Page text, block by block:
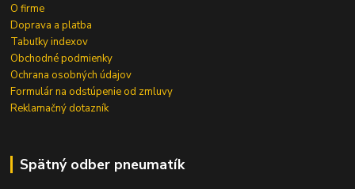
O firme
Doprava a platba
Tabuľky indexov
Obchodné podmienky
Ochrana osobných údajov
Formulár na odstúpenie od zmluvy
Reklamačný dotazník
Spätný odber pneumatík